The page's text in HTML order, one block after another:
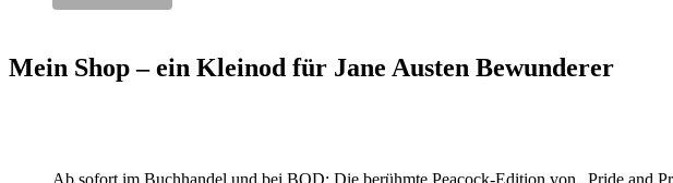
Mein Shop – ein Kleinod für Jane Austen Bewunderer
Ab sofort im Buchhandel und bei BOD: Die berühmte Peacock-Edition von „Pride and